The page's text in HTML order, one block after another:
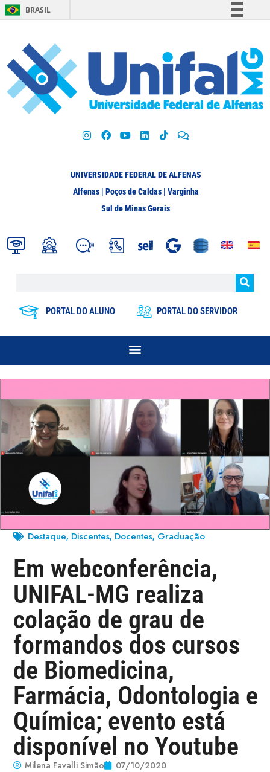
BRASIL
Participe
Acesso à informação
Legislação
UNIVERSIDADE FEDERAL DE ALFENAS
Alfenas | Poços de Caldas | Varginha
Sul de Minas Gerais
PORTAL DO ALUNO PORTAL DO SERVIDOR
Destaque, Discentes, Docentes, Graduação
Em webconferência,
UNIFAL-MG realiza
colação de grau de
formandos dos cursos
de Biomedicina,
Farmácia, Odontologia e
Química; evento está
disponível no Youtube
Milena Favalli Simão 07/10/2020